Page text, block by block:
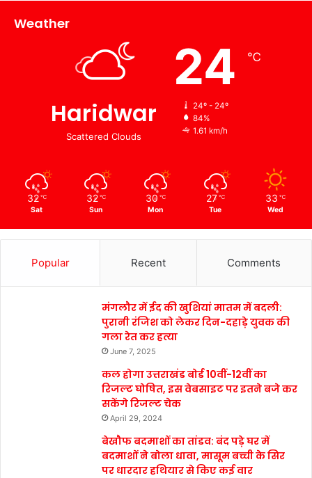
Weather
Haridwar
Scattered Clouds
24 ℃
24º - 24º
84%
1.61 km/h
32 ℃
Sat
32 ℃
Sun
30 ℃
Mon
27 ℃
Tue
33 ℃
Wed
Popular Recent Comments
मंगलौर में ईद की खुशियां मातम में बदली:
पुरानी रंजिश को लेकर दिन-दहाड़े युवक की
गला रेत कर हत्या
June 7, 2025
कल होगा उत्तराखंड बोर्ड 10वीं-12वीं का
रिजल्ट घोषित, इस वेबसाइट पर इतने बजे कर
सकेंगे रिजल्ट चेक
April 29, 2024
बेखौफ बदमाशों का तांडव: बंद पड़े घर में
बदमाशों ने बोला धावा, मासूम बच्ची के सिर
पर धारदार हथियार से किए कई वार